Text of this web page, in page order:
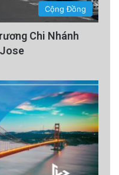
Cộng Đồng
Chi Nhánh